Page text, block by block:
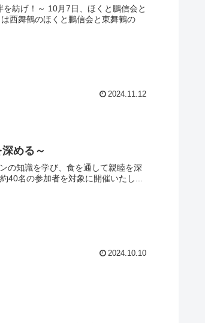
紡げ！～ 10月7日、ほくと鵬信会と
西舞鶴のほくと鵬信会と東舞鶴の
2024.11.12
める～
知識を学び、食を通して親睦を深
40名の参加者を対象に開催いたし...
2024.10.10